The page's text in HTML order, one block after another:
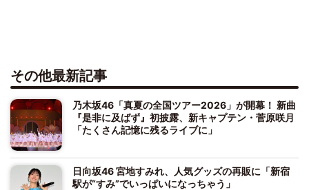
その他最新記事
乃木坂46「真夏の全国ツアー2026」が開幕！ 新曲
『是非に及ばず』初披露、新キャプテン・菅原咲月
「たくさん記憶に残るライブに」
日向坂46 宮地すみれ、人気グッズの再販に「新宿
駅が“すみ”でいっぱいになっちゃう」